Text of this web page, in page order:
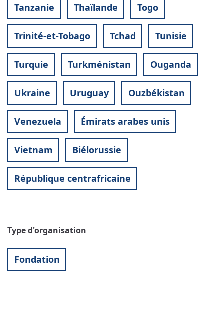
Tanzanie Thaïlande Togo
Trinité-et-Tobago Tchad Tunisie
Turquie Turkménistan Ouganda
Ukraine Uruguay Ouzbékistan
Venezuela Émirats arabes unis
Vietnam Biélorussie
République centrafricaine
Type d'organisation
Fondation